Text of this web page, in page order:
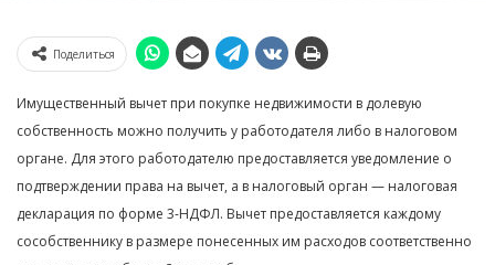
Поделиться
Имущественный вычет при покупке недвижимости в долевую
собственность можно получить у работодателя либо в налоговом
органе. Для этого работодателю предоставляется уведомление о
подтверждении права на вычет, а в налоговый орган — налоговая
декларация по форме 3-НДФЛ. Вычет предоставляется каждому
сособственнику в размере понесенных им расходов соответственно